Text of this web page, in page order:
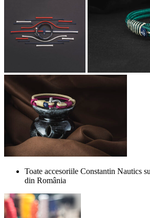
Toate accesoriile Constantin Nautics
din România